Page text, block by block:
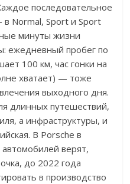
последовательное
Normal, Sport и Sport
минуты жизни
ежедневный пробег по
100 км, час гонки на
хватает) — тоже
выходного дня.
длинных путешествий,
а инфраструктуры, и
В Porsche в
автомобилей верят,
до 2022 года
в производство